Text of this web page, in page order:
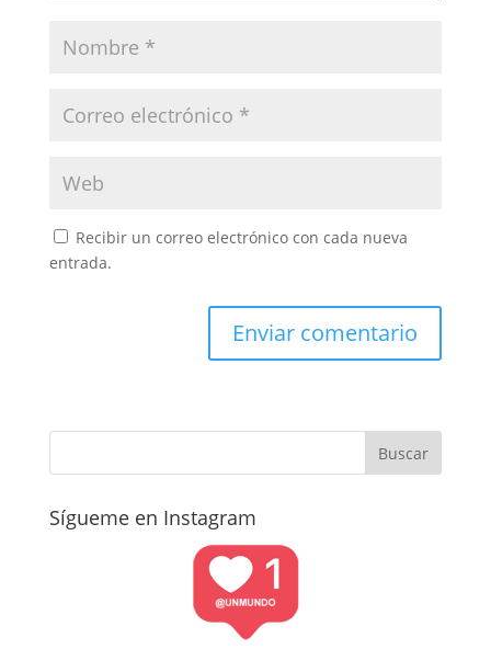
Recibir un correo electrónico con cada nueva
entrada.
Sígueme en Instagram